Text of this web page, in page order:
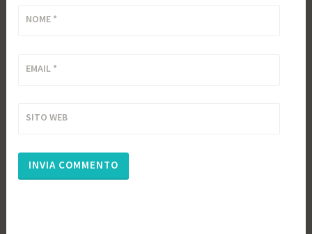
NOME *
EMAIL *
SITO WEB